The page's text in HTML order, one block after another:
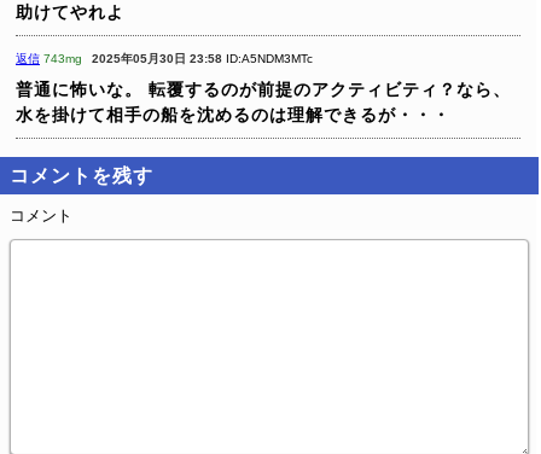
助けてやれよ
返信 743mg 2025年05月30日 23:58 ID:A5NDM3MTc
普通に怖いな。
転覆するのが前提のアクティビティ？なら、
水を掛けて相手の船を沈めるのは理解できるが・・・
コメントを残す
コメント